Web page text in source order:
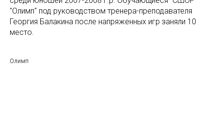
"Олимп" под руководством тренера-преподавателя
Георгия Балакина после напряженных игр заняли 10
место.
Олимп